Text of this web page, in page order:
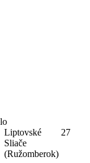
Liptovské
Sliače
(Ružomberok)
27